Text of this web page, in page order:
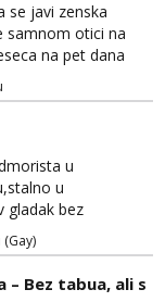
se javi zenska
samnom otici na
na pet dana
druženje da
crna kosa 170
0919121728
u
u
gladak bez
po dog
– Bez tabua, ali s